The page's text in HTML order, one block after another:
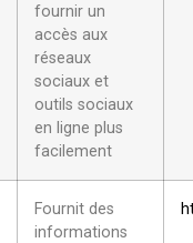
fournir un
accès aux
réseaux
sociaux et
outils sociaux
en ligne plus
facilement
Fournit des
informations